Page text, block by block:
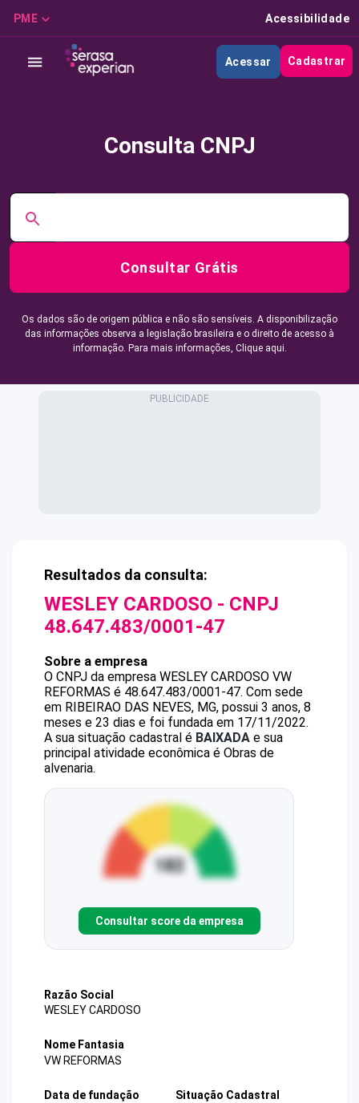
PME Acessibilidade
Acessar Cadastrar
Consulta CNPJ
Consultar Grátis
Os dados são de origem pública e não são sensíveis. A disponibilização
das informações observa a legislação brasileira e o direito de acesso à
informação. Para mais informações, Clique aqui.
Resultados da consulta:
WESLEY CARDOSO - CNPJ
48.647.483/0001-47
Sobre a empresa
O CNPJ da empresa WESLEY CARDOSO VW
REFORMAS é 48.647.483/0001-47. Com sede
em RIBEIRAO DAS NEVES, MG, possui 3 anos, 8
meses e 23 dias e foi fundada em 17/11/2022.
A sua situação cadastral é BAIXADA e sua
principal atividade econômica é Obras de
alvenaria.
Consultar score da empresa
Razão Social
WESLEY CARDOSO
Nome Fantasia
VW REFORMAS
Data de fundação
Situação Cadastral